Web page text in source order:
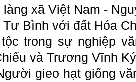
xã Việt Nam -
Bình với đất Hóa
trong sự nghiệp
và Trương Vĩnh
gieo hạt giống